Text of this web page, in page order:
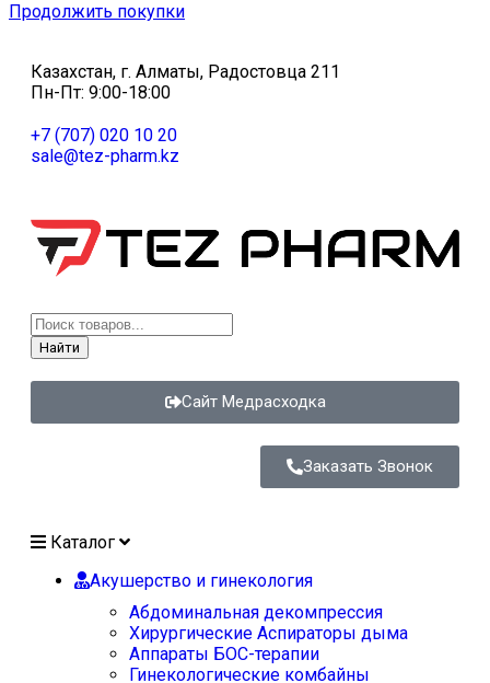
Продолжить покупки
Казахстан, г. Алматы, Радостовца 211
Пн-Пт: 9:00-18:00
+7 (707) 020 10 20
sale@tez-pharm.kz
Найти
Сайт Медрасходка
Заказать Звонок
Каталог
Акушерство и гинекология
Абдоминальная декомпрессия
Хирургические Аспираторы дыма
Аппараты БОС-терапии
Гинекологические комбайны